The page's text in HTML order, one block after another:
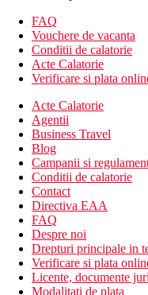
Vila cu piscina
pe plaja, cu
Vila cu piscina
dormitor pe apa,
dormitoare pe
Descrierea hotelului
Hotelul dispune de:
receptie deschisa
102 camere si vile
restaurant
bar langa
2 piscine cu
adulti)
sala de fitness
sporturi nautice
FAQ
Vouchere de vacanta
Conditii de calatorie
Acte Calatorie
Verificare si plata
Acte Calatorie
Agentii
Business Travel
Blog
Campanii si
Conditii de calatorie
Contact
Directiva EAA
FAQ
Despre noi
Drepturi principale in
Verificare si plata
Licente, documente
Modalitati de plata